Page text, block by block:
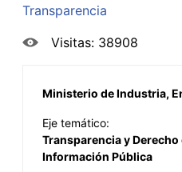
Transparencia
Visitas: 38908
Ministerio de Industria,
Eje temático:
Transparencia y Derecho
Información Pública